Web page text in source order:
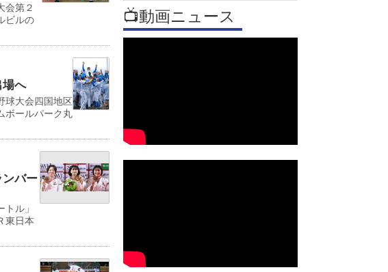
会第２
ビルの
へ
球大会四国地区
ボールパーク丸
バー
ル」
東日本
📺動画ニュース